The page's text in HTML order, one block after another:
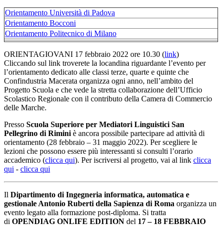
Orientamento Università di Padova
Orientamento Bocconi
Orientamento Politecnico di Milano
ORIENTAGIOVANI 17 febbraio 2022 ore 10.30 (link)
Cliccando sul link troverete la locandina riguardante l’evento per
l’orientamento dedicato alle classi terze, quarte e quinte che
Confindustria Macerata organizza ogni anno, nell’ambito del
Progetto Scuola e che vede la stretta collaborazione dell’Ufficio
Scolastico Regionale con il contributo della Camera di Commercio
delle Marche.
Presso Scuola Superiore per Mediatori Linguistici San
Pellegrino di Rimini è ancora possibile partecipare ad attività di
orientamento (28 febbraio – 31 maggio 2022). Per scegliere le
lezioni che possono essere più interessanti si consulti l’orario
accademico (clicca qui). Per iscriversi al progetto, vai al link clicca
qui - clicca qui
Il Dipartimento di Ingegneria informatica, automatica e
gestionale Antonio Ruberti della Sapienza di Roma organizza un
evento legato alla formazione post-diploma. Si tratta
di OPENDIAG ONLIFE EDITION del 17 – 18 FEBBRAIO